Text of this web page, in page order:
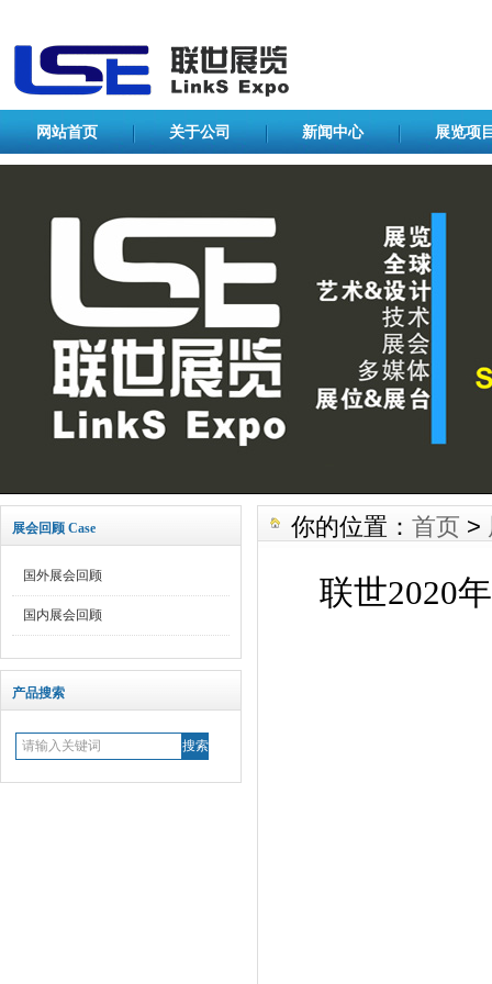
网站首页 关于公司 新闻中心 展览项
展会回顾 Case
国外展会回顾
国内展会回顾
产品搜索
你的位置： 首页 >
联世2020